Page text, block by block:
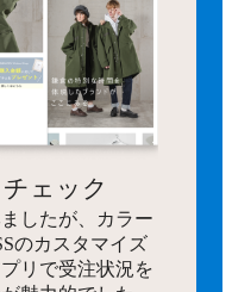
ェック
したが、カラー
のカスタマイズ
リで受注状況を